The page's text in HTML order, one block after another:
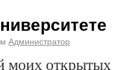
Администратор
моих открытых